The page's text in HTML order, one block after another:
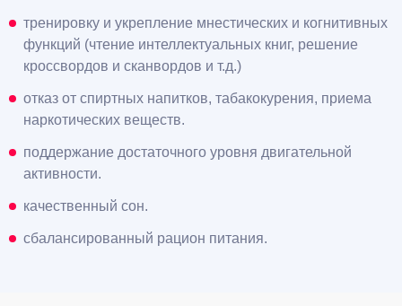
тренировку и укрепление мнестических и когнитивных
функций (чтение интеллектуальных книг, решение
кроссвордов и сканвордов и т.д.)
отказ от спиртных напитков, табакокурения, приема
наркотических веществ.
поддержание достаточного уровня двигательной
активности.
качественный сон.
сбалансированный рацион питания.